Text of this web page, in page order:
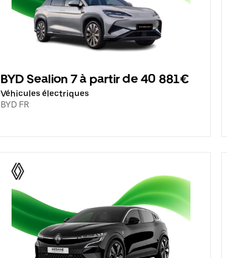
BYD Sealion 7 à partir de 40 881€
Véhicules électriques
BYD FR